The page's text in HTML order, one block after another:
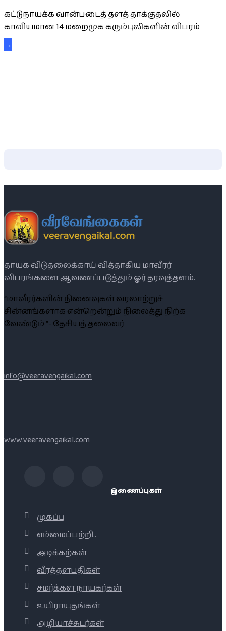
கட்டுநாயக்க வான்படைத் தளத் தாக்குதலில்
காவியமான 14 மறைமுக கரும்புலிகளின் விபரம்
→
தாயக விடுதலைக்காய் வித்தாகிய மாவீரர்
விபரங்களை ஆவணப்படுத்தும் ஓர் தரவுத்தளம்.
“மாவீரர்களின் நினைவுகள் வரலாற்றுச்
சின்னங்களாக என்றென்றும் நிலைத்து நிற்க
வேண்டும் ”- தேசியத் தலைவர்
info@veeravengaikal.com
www.veeravengaikal.com
இணைப்புகள்
முகப்பு
எம்மைப்பற்றி..
அடிக்கற்கள்
வீரத்தளபதிகள்
சமர்க்கள நாயகர்கள்
உயிராயுதங்கள்
அழியாச்சுடர்கள்